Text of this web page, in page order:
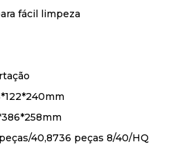
fácil limpeza
40,8736 peças 8/40/HQ